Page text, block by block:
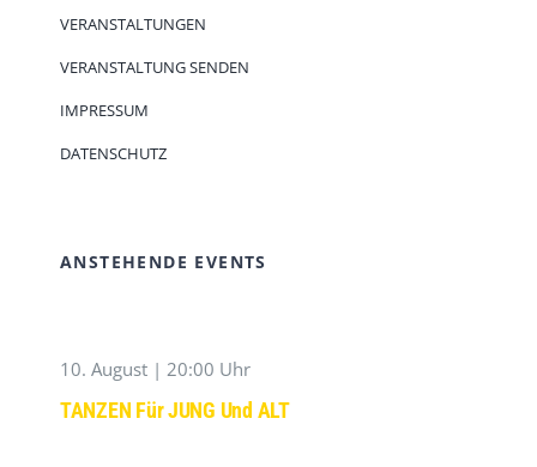
VERANSTALTUNGEN
VERANSTALTUNG SENDEN
IMPRESSUM
DATENSCHUTZ
ANSTEHENDE EVENTS
10. August | 20:00 Uhr
TANZEN Für JUNG Und ALT